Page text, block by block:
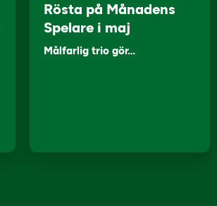
Rösta på Månadens
Spelare i maj
Målfarlig trio gör…